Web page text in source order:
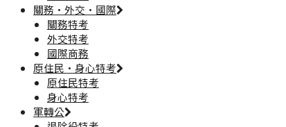
關務·外交·國際
關務特考
外交特考
國際商務
原住民·身心特考
原住民特考
身心特考
軍轉公